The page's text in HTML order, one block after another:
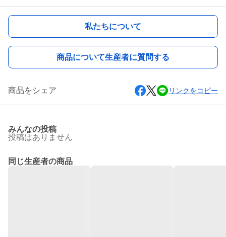
私たちについて
商品について生産者に質問する
商品をシェア リンクをコピー
みんなの投稿
投稿はありません
同じ生産者の商品